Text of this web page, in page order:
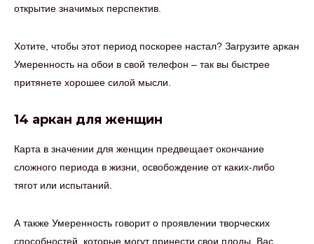
открытие значимых перспектив.
Хотите, чтобы этот период поскорее настал? Загрузите аркан
Умеренность на обои в свой телефон – так вы быстрее
притянете хорошее силой мысли.
14 аркан для женщин
Карта в значении для женщин предвещает окончание
сложного периода в жизни, освобождение от каких-либо
тягот или испытаний.
А также Умеренность говорит о проявлении творческих
способностей, которые могут принести свои плоды. Вас